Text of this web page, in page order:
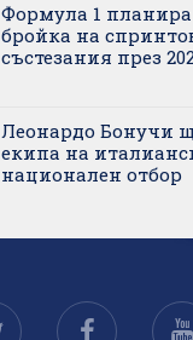
Формула 1
бройка на
състезания през
Леонардо Бонучи
екипа на
национален отбор